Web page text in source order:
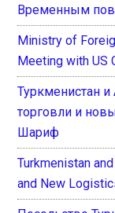
Временным
Ministry of
Meeting with US
Туркменистан
торговли и
Шариф
Turkmenistan
and New